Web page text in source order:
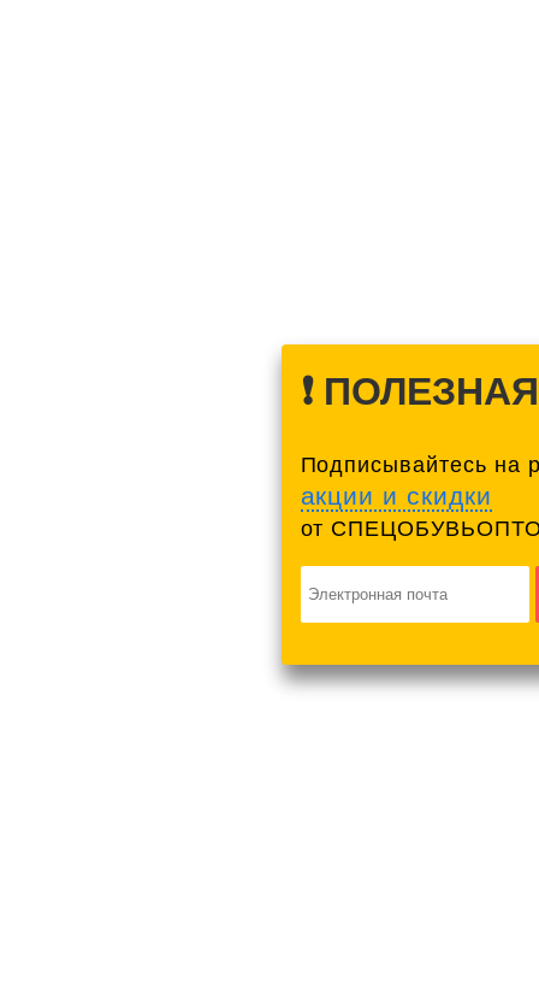
❗️
Подписывайтесь на
акции и скидки
от